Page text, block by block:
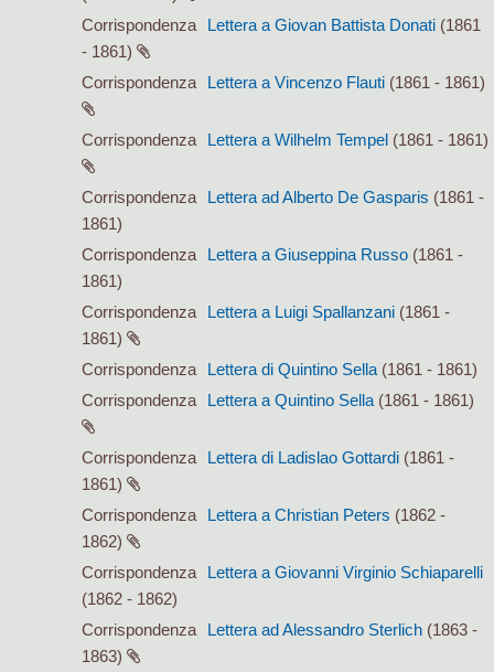
Corrispondenza
Lettera a Giovan Battista Donati (1861
- 1861)
Corrispondenza
Lettera a Vincenzo Flauti (1861 - 1861)
Corrispondenza Lettera a Wilhelm Tempel (1861 - 1861)
Corrispondenza Lettera ad Alberto De Gasparis (1861 -
1861)
Corrispondenza
Lettera a Giuseppina Russo (1861 -
1861)
Corrispondenza
Lettera a Luigi Spallanzani (1861 -
1861)
Corrispondenza
Lettera di Quintino Sella (1861 - 1861)
Corrispondenza
Lettera a Quintino Sella (1861 - 1861)
Corrispondenza Lettera di Ladislao Gottardi (1861 -
1861)
Corrispondenza
Lettera a Christian Peters (1862 -
1862)
Corrispondenza
Lettera a Giovanni Virginio Schiaparelli
(1862 - 1862)
Corrispondenza
Lettera ad Alessandro Sterlich (1863 -
1863)